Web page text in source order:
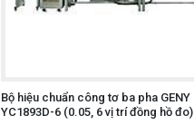
Bộ hiệu chuẩn công tơ ba pha GENY
YC1893D-6 (0.05, 6 vị trí đồng hồ đo)